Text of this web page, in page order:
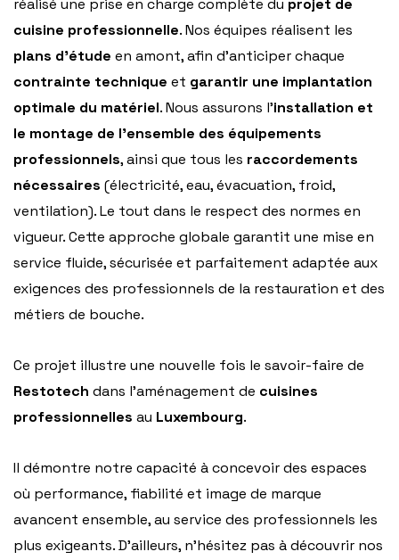
réalisé une prise en charge complète du projet de
cuisine professionnelle. Nos équipes réalisent les
plans d’étude en amont, afin d’anticiper chaque
contrainte technique et garantir une implantation
optimale du matériel. Nous assurons l’installation et
le montage de l’ensemble des équipements
professionnels, ainsi que tous les raccordements
nécessaires (électricité, eau, évacuation, froid,
ventilation). Le tout dans le respect des normes en
vigueur. Cette approche globale garantit une mise en
service fluide, sécurisée et parfaitement adaptée aux
exigences des professionnels de la restauration et des
métiers de bouche.
Ce projet illustre une nouvelle fois le savoir-faire de
Restotech dans l’aménagement de cuisines
professionnelles au Luxembourg.
Il démontre notre capacité à concevoir des espaces
où performance, fiabilité et image de marque
avancent ensemble, au service des professionnels les
plus exigeants. D’ailleurs, n’hésitez pas à découvrir nos